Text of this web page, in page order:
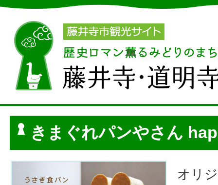
きまぐれパンやさん
オリ